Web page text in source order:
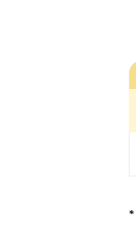
*